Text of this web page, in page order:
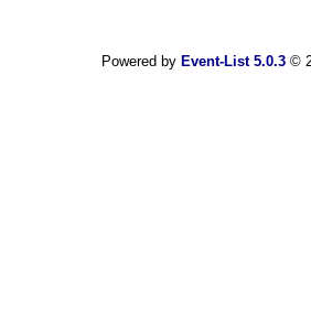
Powered by Event-List 5.0.3©